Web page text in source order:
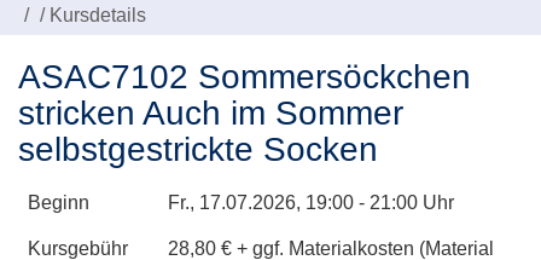
/ Kursdetails
ASAC7102 Sommersöckchen
stricken Auch im Sommer
selbstgestrickte Socken
Beginn Fr., 17.07.2026, 19:00 - 21:00 Uhr
Kursgebühr
28,80 € + ggf. Materialkosten (Material